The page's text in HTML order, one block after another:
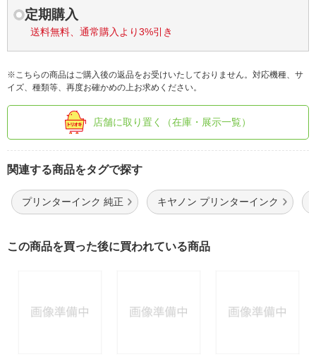
定期購入
送料無料、通常購入より3%引き
※こちらの商品はご購入後の返品をお受けいたしておりません。対応機種、サ
イズ、種類等、再度お確かめの上お求めください。
店舗に取り置く（在庫・展示一覧）
関連する商品をタグで探す
プリンターインク 純正 キヤノン プリンターインク
この商品を買った後に買われている商品